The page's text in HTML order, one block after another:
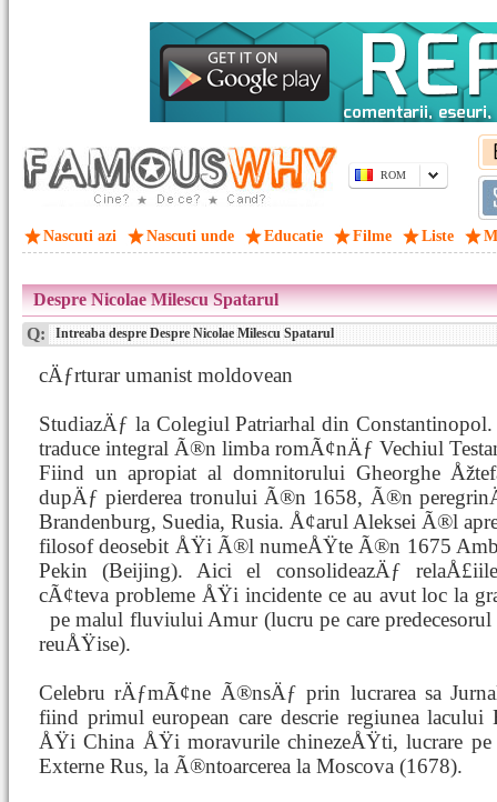
ROM
Nascuti azi Nascuti unde Educatie Filme Liste
Despre Nicolae Milescu Spatarul
Q: Intreaba despre Despre Nicolae Milescu Spatarul
cÄƒrturar umanist moldovean
StudiazÄƒ la Colegiul Patriarhal din
traduce integral Ã®n limba romÃ¢nÄƒ Vechiul
Fiind un apropiat al domnitorului Gheorghe
dupÄƒ pierderea tronului Ã®n 1658, Ã®n
Brandenburg, Suedia, Rusia. Å¢arul Aleksei Ã®l
filosof deosebit ÅŸi Ã®l numeÅŸte Ã®n 1675
Pekin (Beijing). Aici el consolideazÄƒ
cÃ¢teva probleme ÅŸi incidente ce au avut loc la
pe malul fluviului Amur (lucru pe care
reuÅŸise).
Celebru rÄƒmÃ¢ne Ã®nsÄƒ prin lucrarea sa
fiind primul european care descrie regiunea
ÅŸi China ÅŸi moravurile chinezeÅŸti, lucrare
Externe Rus, la Ã®ntoarcerea la Moscova (1678).